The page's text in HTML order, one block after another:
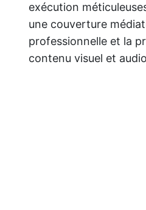
exécution
une couverture
professionnelle et la
contenu visuel et